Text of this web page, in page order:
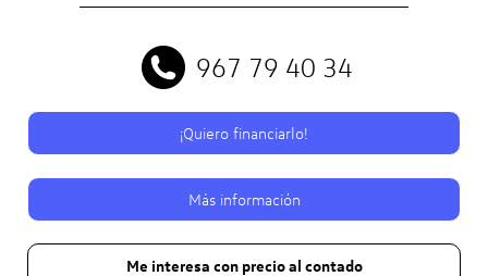
967 79 40 34
¡Quiero financiarlo!
Más información
Me interesa con precio al contado